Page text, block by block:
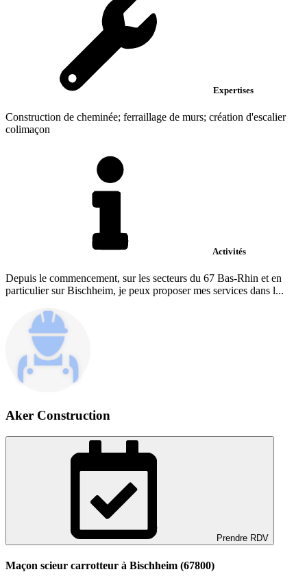
Expertises
Construction de cheminée; ferraillage de murs; création d'escalier
colimaçon
Activités
Depuis le commencement, sur les secteurs du 67 Bas-Rhin et en
particulier sur Bischheim, je peux proposer mes services dans l...
Aker Construction
Prendre RDV
Maçon scieur carrotteur à Bischheim (67800)